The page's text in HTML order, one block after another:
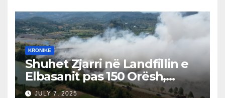
KRONIKE
Shuhet Zjarri në Landfillin e
Elbasanit pas 150 Orësh,
Fillon Vlerësimi i Dëmeve
JULY 7, 2025